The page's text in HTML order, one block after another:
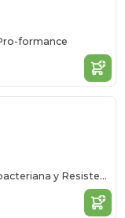
formance
Gorra Flexfit Delta Antibacteriana y Resistente